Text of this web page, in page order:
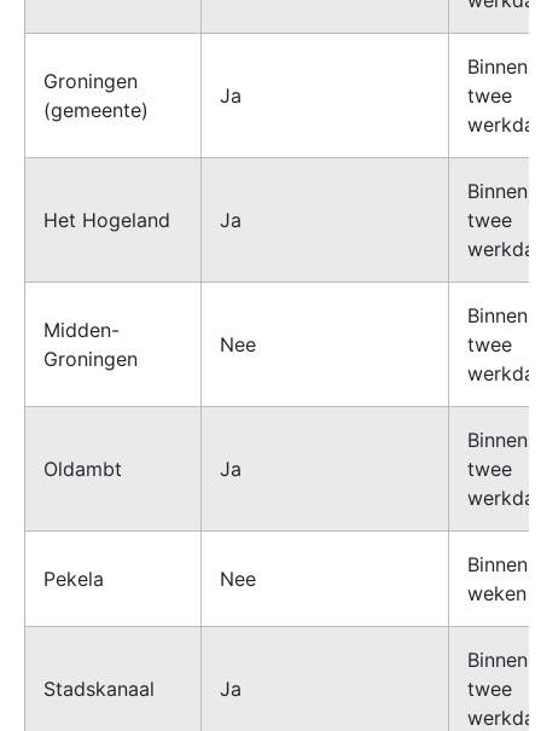
Groningen
(gemeente)
Ja
Binnen
twee
Het Hogeland Ja
Binnen
twee
Midden-
Groningen
Nee
Binnen
twee
Oldambt Ja
Binnen
twee
Pekela Nee
Binnen
weken
Stadskanaal Ja
Binnen
twee